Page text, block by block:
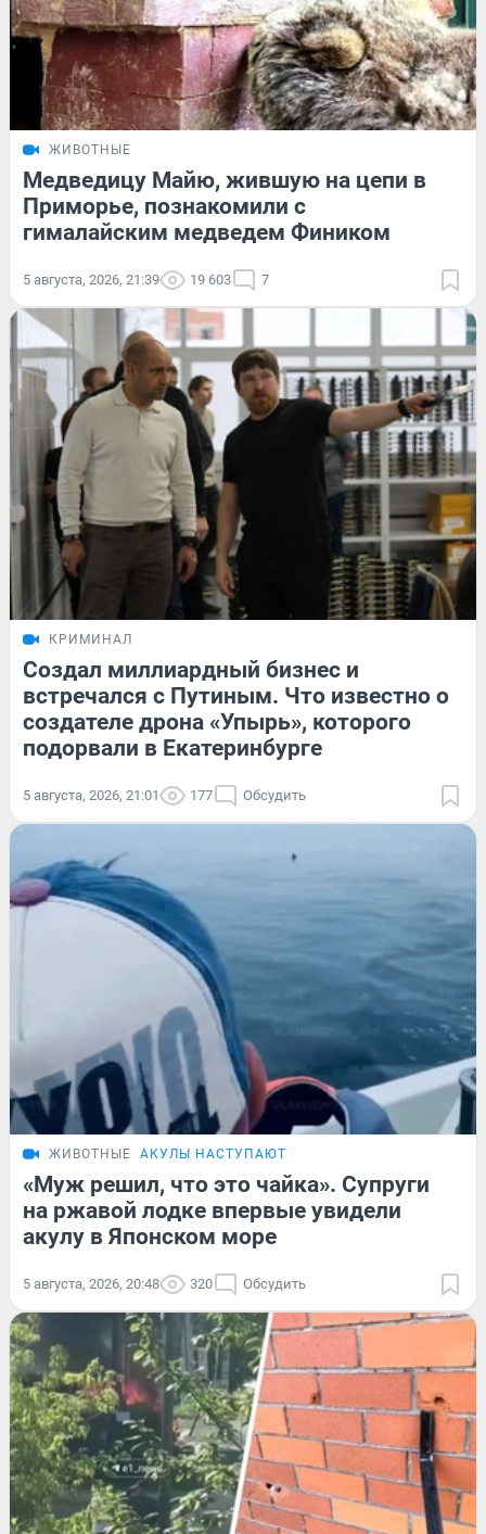
ЖИВОТНЫЕ
Медведицу Майю, жившую на цепи в
Приморье, познакомили с
гималайским медведем Фиником
5 августа, 2026, 21:39 19 603 7
КРИМИНАЛ
Создал миллиардный бизнес и
встречался с Путиным. Что известно о
создателе дрона «Упырь», которого
подорвали в Екатеринбурге
5 августа, 2026, 21:01 177 Обсудить
ЖИВОТНЫЕ АКУЛЫ НАСТУПАЮТ
«Муж решил, что это чайка». Супруги
на ржавой лодке впервые увидели
акулу в Японском море
5 августа, 2026, 20:48 320 Обсудить